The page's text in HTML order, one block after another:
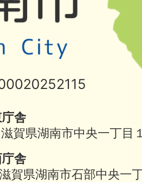
舎
賀県湖南市中央一丁目
舎
賀県湖南市石部中央一